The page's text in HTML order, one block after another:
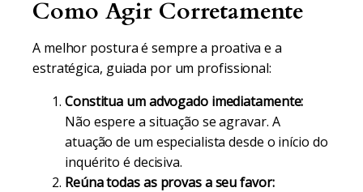
Como Agir Corretamente
A melhor postura é sempre a proativa e a
estratégica, guiada por um profissional:
Constitua um advogado imediatamente:
Não espere a situação se agravar. A
atuação de um especialista desde o início do
inquérito é decisiva.
Reúna todas as provas a seu favor: